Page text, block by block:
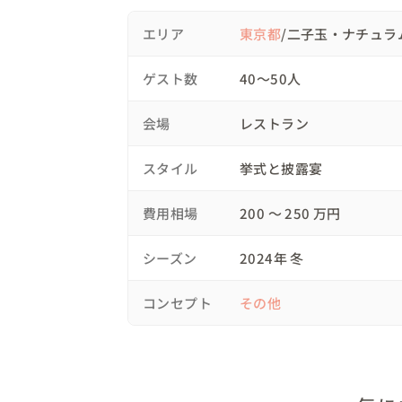
メインパーティーでは、お二人がゲストテ
ウェディングケーキは、新婦こだわりのキ
ベストドレッサー賞など、ゲスト参加型の
ご両親に向けて用意されたムービーもとて
オンラインでの打ち合わせを重ね、お二人
宝物です。
エリア 東京都/二子玉・ナチュラ
ゲスト数 40〜50人
会場 レストラン
スタイル 挙式と披露宴
費用相場 200 〜 250 万円
シーズン 2024年 冬
コンセプト その他